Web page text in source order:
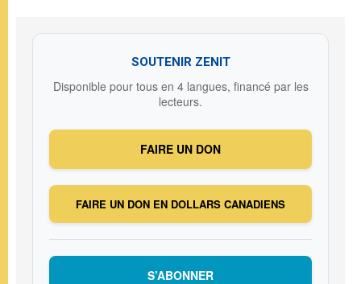
SOUTENIR ZENIT
Disponible pour tous en 4 langues, financé par les
lecteurs.
FAIRE UN DON
FAIRE UN DON EN DOLLARS CANADIENS
S’ABONNER